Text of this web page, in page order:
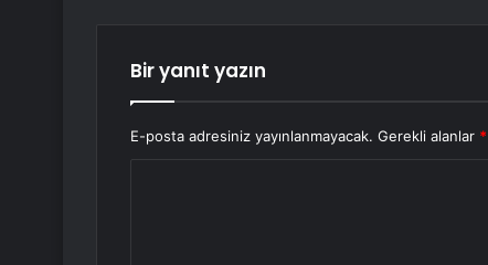
Bir yanıt yazın
E-posta adresiniz yayınlanmayacak. Gerekli alanlar *